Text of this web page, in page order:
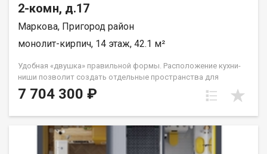
2-комн, д.17
Маркова, Пригород район
монолит-кирпич, 14 этаж, 42.1 м²
Удобная «двушка» правильной формы. Расположение кухни-
ниши позволит создать отдельные пространства для
гостиной и спальни. Северо-восточные окна выходят на
Сергиев Посад и м/р Университетский: тихую зелёную зону.
7 704 300 ₽